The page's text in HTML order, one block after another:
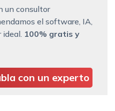
un consultor
el software, IA,
100% gratis y
con un experto